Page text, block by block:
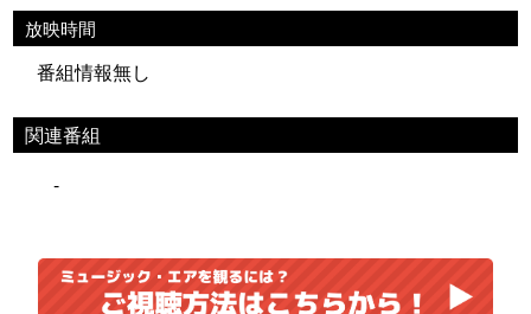
放映時間
番組情報無し
関連番組
-